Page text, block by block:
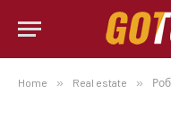
Home » Real estate »